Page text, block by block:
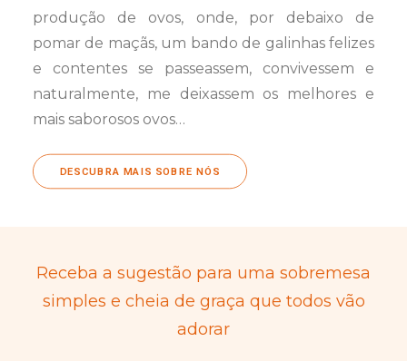
produção de ovos, onde, por debaixo de
pomar de maçãs, um bando de galinhas felizes
e contentes se passeassem, convivessem e
naturalmente, me deixassem os melhores e
mais saborosos ovos…
DESCUBRA MAIS SOBRE NÓS
Receba a sugestão para uma sobremesa
simples e cheia de graça que todos vão
adorar